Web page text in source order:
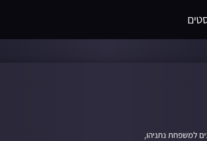
למשפחת נתניהו,